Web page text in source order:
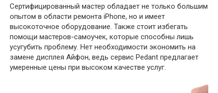
Сертифицированный мастер обладает не только большим
опытом в области ремонта iPhone, но и имеет
высокоточное оборудование. Также стоит избегать
помощи мастеров-самоучек, которые способны лишь
усугубить проблему. Нет необходимости экономить на
замене дисплея Айфон, ведь сервис Pedant предлагает
умеренные цены при высоком качестве услуг.